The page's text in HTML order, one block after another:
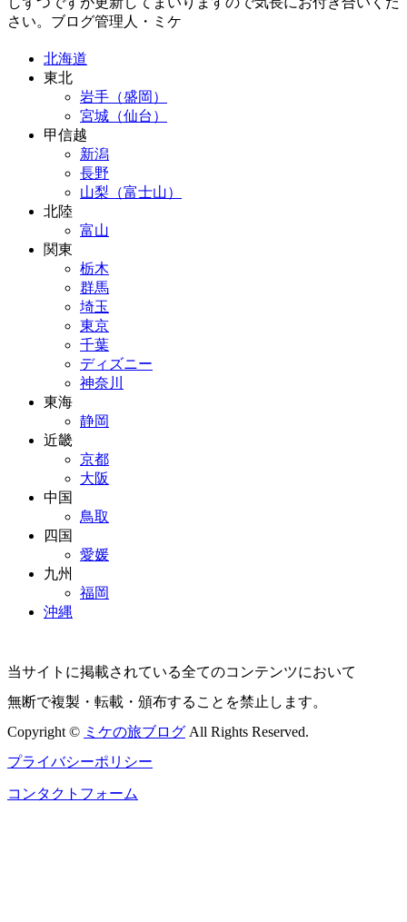
さい。ブログ管理人・ミケ
北海道
東北
岩手（盛岡）
宮城（仙台）
甲信越
新潟
長野
山梨（富士山）
北陸
富山
関東
栃木
群馬
埼玉
東京
千葉
ディズニー
神奈川
東海
静岡
近畿
京都
大阪
中国
鳥取
四国
愛媛
九州
福岡
沖縄
当サイトに掲載されている全てのコンテンツにおいて
無断で複製・転載・頒布することを禁止します。
Copyright © ミケの旅ブログ All Rights Reserved.
プライバシーポリシー
コンタクトフォーム